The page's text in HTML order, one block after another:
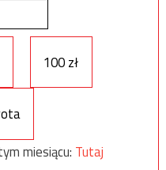
100 zł
miesiącu: Tutaj